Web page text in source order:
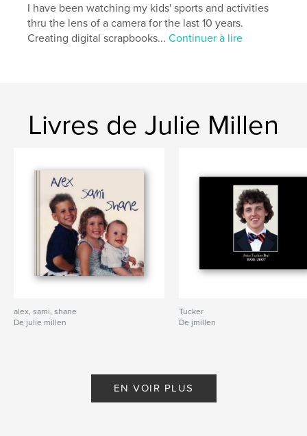
I have been watching my kids' sports and activities
thru the lens of a camera for the last 10 years.
Creating digital scrapbooks...Continuer à lire
Livres de Julie Millen
alex, sami, shane
De julie millen
Tucker
De jmillen
EN VOIR PLUS